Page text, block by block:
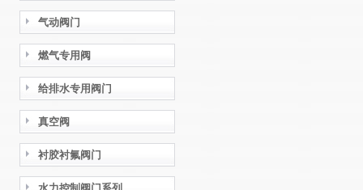
气动阀门
燃气专用阀
给排水专用阀门
真空阀
衬胶衬氟阀门